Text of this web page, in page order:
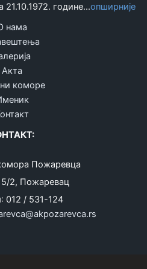
21.10.1972. године...опширније
нама
Акта
коморе
Пожаревца
2, Пожаревац
: 012 / 531-124